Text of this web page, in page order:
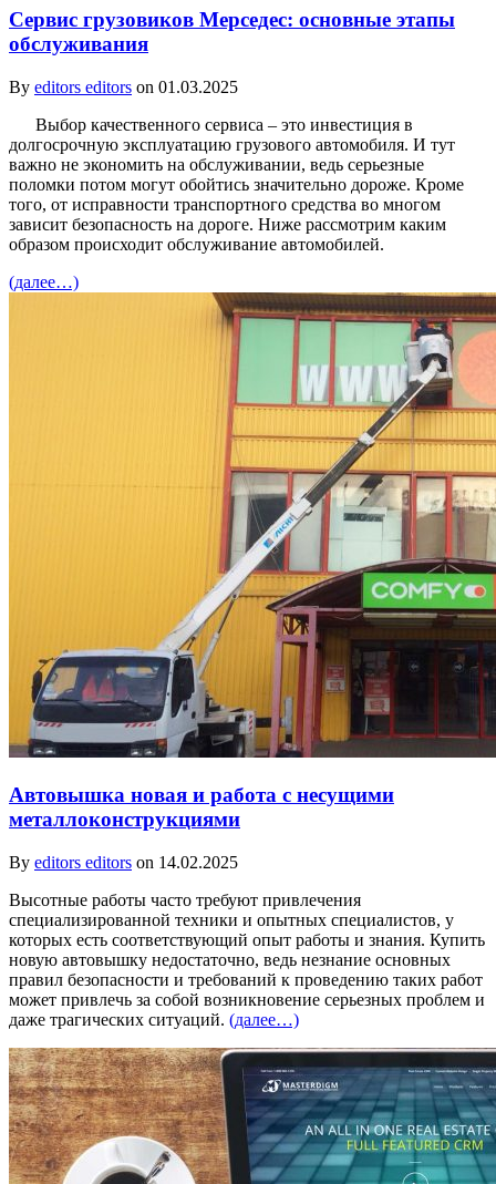
Сервис грузовиков Мерседес: основные этапы
обслуживания
By editors editors on 01.03.2025
Выбор качественного сервиса – это инвестиция в
долгосрочную эксплуатацию грузового автомобиля. И тут
важно не экономить на обслуживании, ведь серьезные
поломки потом могут обойтись значительно дороже. Кроме
того, от исправности транспортного средства во многом
зависит безопасность на дороге. Ниже рассмотрим каким
образом происходит обслуживание автомобилей.
(далее…)
Автовышка новая и работа с несущими
металлоконструкциями
By editors editors on 14.02.2025
Высотные работы часто требуют привлечения
специализированной техники и опытных специалистов, у
которых есть соответствующий опыт работы и знания. Купить
новую автовышку недостаточно, ведь незнание основных
правил безопасности и требований к проведению таких работ
может привлечь за собой возникновение серьезных проблем и
даже трагических ситуаций. (далее…)